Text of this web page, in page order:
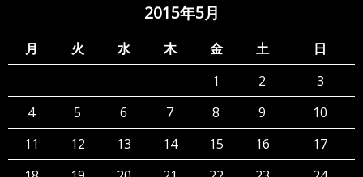
2015年5月
月 火 水 木 金 土
日
1
2
3
4
5 6 7 8 9
10
11
12 13 14 15 16
17